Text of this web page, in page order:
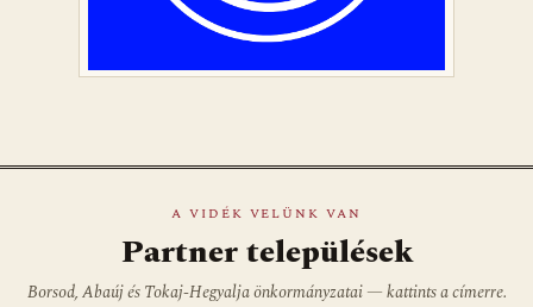
A VIDÉK VELÜNK VAN
Partner települések
Borsod, Abaúj és Tokaj-Hegyalja önkormányzatai — kattints a címerre.